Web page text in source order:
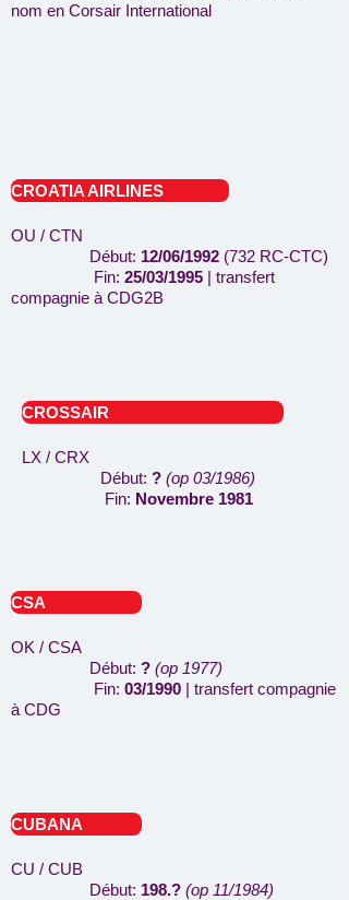
nom en Corsair International
CROATIA AIRLINES
OU / CTN
Début: 12/06/1992 (732 RC-CTC)
Fin: 25/03/1995 | transfert
compagnie à CDG2B
CROSSAIR
LX / CRX
Début: ? (op 03/1986)
Fin: Novembre 1981
CSA
OK / CSA
Début: ? (op 1977)
Fin: 03/1990 | transfert compagnie
à CDG
CUBANA
CU / CUB
Début: 198.? (op 11/1984)